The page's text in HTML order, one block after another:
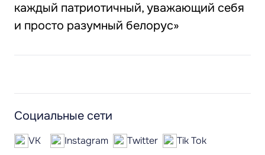
каждый патриотичный, уважающий себя
и просто разумный белорус»
Социальные сети
VK Instagram Twitter
Tik Tok